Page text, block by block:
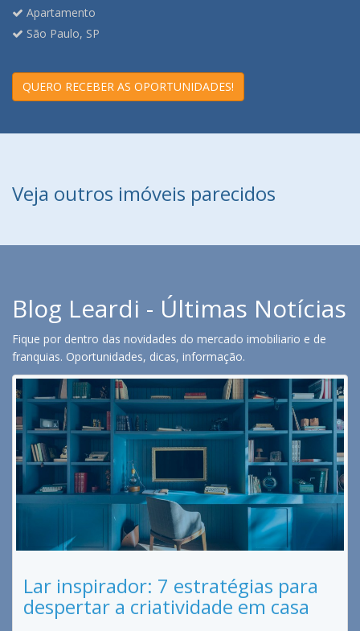
Apartamento
São Paulo, SP
QUERO RECEBER AS OPORTUNIDADES!
Veja outros imóveis parecidos
Blog Leardi - Últimas Notícias
Fique por dentro das novidades do mercado imobiliario e de
franquias. Oportunidades, dicas, informação.
Lar inspirador: 7 estratégias para
despertar a criatividade em casa